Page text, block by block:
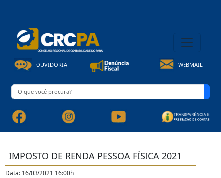
OUVIDORIA WEBMAIL
IMPOSTO DE RENDA PESSOA FÍSICA 2021
Data: 16/03/2021 16:00h